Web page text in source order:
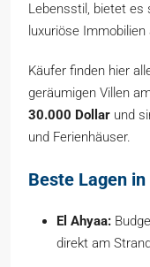
Lebensstil, bietet es
luxuriöse
Käufer finden hier
geräumigen Villen
30.000 Dollar und
und Ferienhäuser.
Beste Lagen
El Ahyaa:
direkt am